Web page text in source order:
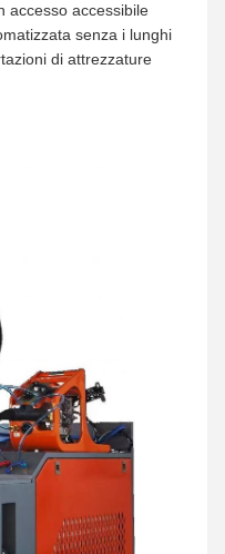
accesso accessibile
senza i lunghi
di attrezzature